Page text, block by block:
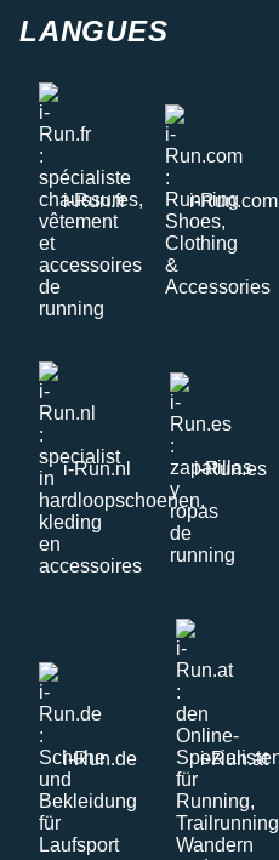
LANGUES
i-Run.fr i-Run.com
i-Run.nl i-Run.es
i-Run.de i-Run.at